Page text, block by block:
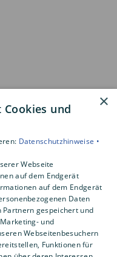
×
und
Datenschutzhinweise •
Webseite
auf dem Endgerät
auf dem Endgerät
Daten
Partnern gespeichert und
und
Webseitenbesuchern
Funktionen für